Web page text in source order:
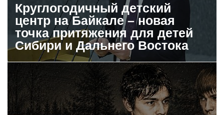
Круглогодичный детский
центр на Байкале – новая
точка притяжения для детей
Сибири и Дальнего Востока